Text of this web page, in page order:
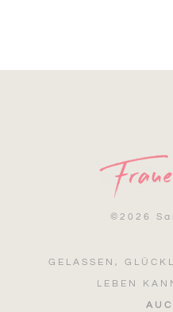
© 2026
GELASSEN,
LEBEN